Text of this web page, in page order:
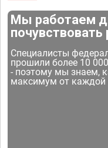
Мы работаем
почувствовать
Специалисты
прошили более 10
- поэтому мы знаем,
максимум от